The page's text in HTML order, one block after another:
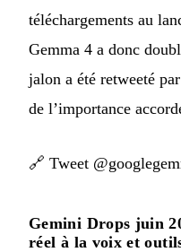
téléchargements au
Gemma 4 a donc
jalon a été retweeté
de l’importance
🔗 Tweet
Gemini Drops juin
réel à la voix et